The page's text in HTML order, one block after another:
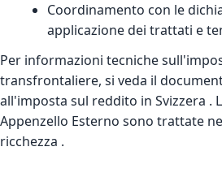
Coordinamento con le
applicazione dei trattati e
Per informazioni tecniche
transfrontaliere, si veda il
all'imposta sul reddito in Svizzera .
Appenzello Esterno sono trattate
ricchezza .